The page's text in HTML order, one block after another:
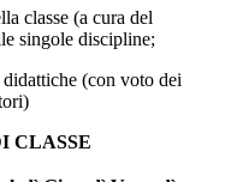
classe (a cura del
singole discipline;
(con voto dei
CLASSE